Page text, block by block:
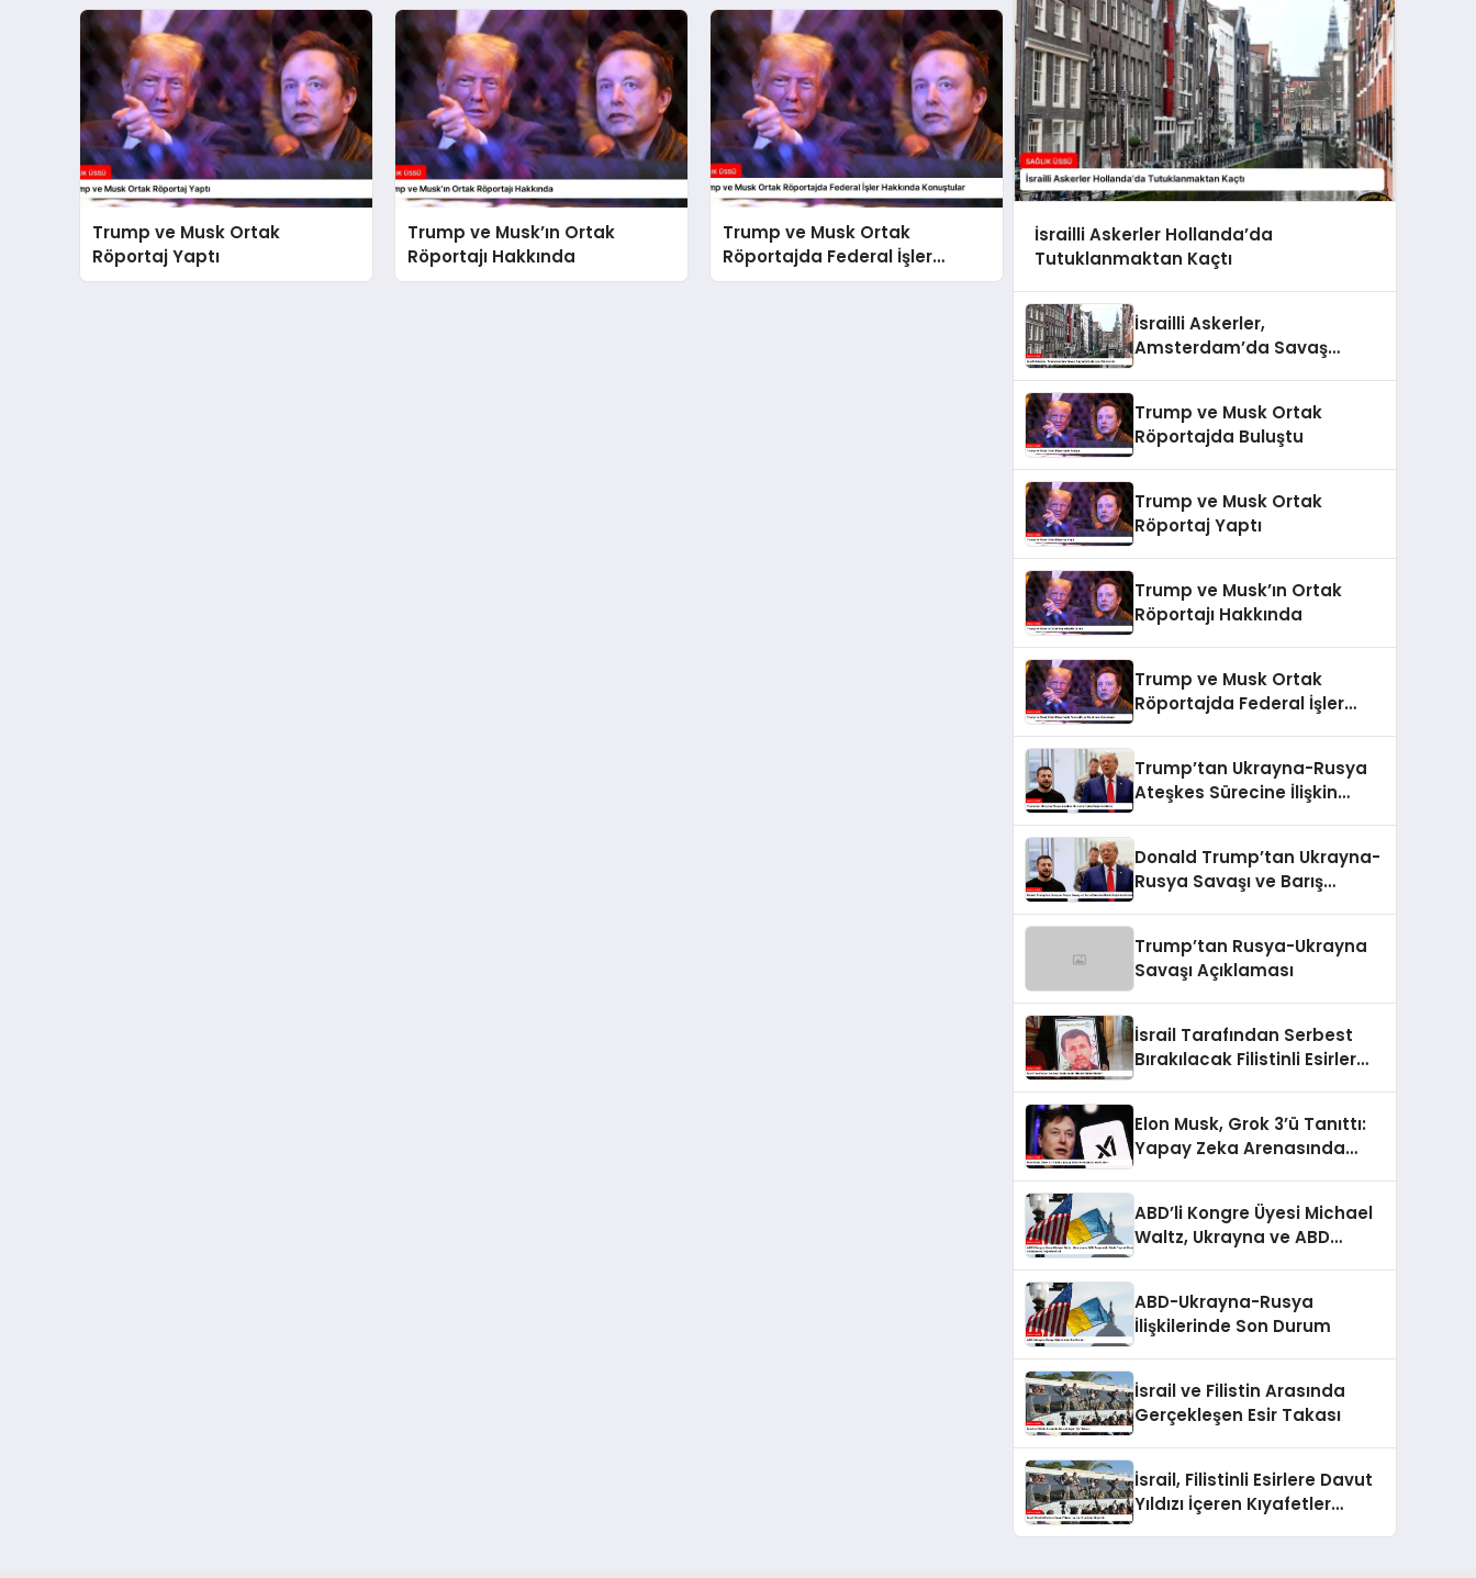
Trump ve Musk Ortak
Röportaj Yaptı
Trump ve Musk’ın Ortak
Röportajı Hakkında
Trump ve Musk Ortak
Röportajda Federal İşler
Hakkında Konuştular
İsrailli Askerler Hollanda’da
Tutuklanmaktan Kaçtı
İsrailli Askerler,
Amsterdam’da Savaş
Trump ve Musk Ortak
Röportajda Buluştu
Trump ve Musk Ortak
Röportaj Yaptı
Trump ve Musk’ın Ortak
Röportajı Hakkında
Trump ve Musk Ortak
Röportajda Federal İşler
Trump’tan Ukrayna-Rusya
Ateşkes Sürecine İlişkin
Donald Trump’tan Ukrayna-
Rusya Savaşı ve Barış
Trump’tan Rusya-Ukrayna
Savaşı Açıklaması
İsrail Tarafından Serbest
Bırakılacak Filistinli Esirler
Elon Musk, Grok 3’ü Tanıttı:
Yapay Zeka Arenasında
ABD’li Kongre Üyesi Michael
Waltz, Ukrayna ve ABD
Değerlendirdi
ABD-Ukrayna-Rusya
İlişkilerinde Son Durum
İsrail ve Filistin Arasında
Gerçekleşen Esir Takası
İsrail, Filistinli Esirlere Davut
Yıldızı İçeren Kıyafetler